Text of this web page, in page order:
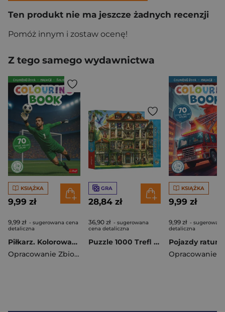
Ten produkt nie ma jeszcze żadnych recenzji
Pomóż innym i zostaw ocenę!
Z tego samego wydawnictwa
KSIĄŻKA
9,99 zł
9,99 zł - sugerowana cena
detaliczna
Piłkarz. Kolorowanka z naklejkami
Opracowanie Zbiorowe
GRA
28,84 zł
36,90 zł - sugerowana
cena detaliczna
Puzzle 1000 Trefl Premium Plus - At-Home Fantasy: Rezydencja pełna sekretów 12134
KSIĄŻKA
9,99 zł
9,99 zł -
detaliczna